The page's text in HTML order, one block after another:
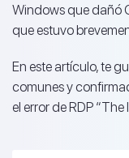
Windows que dañó
que estuvo
En este artículo, te
comunes y
el error de RDP